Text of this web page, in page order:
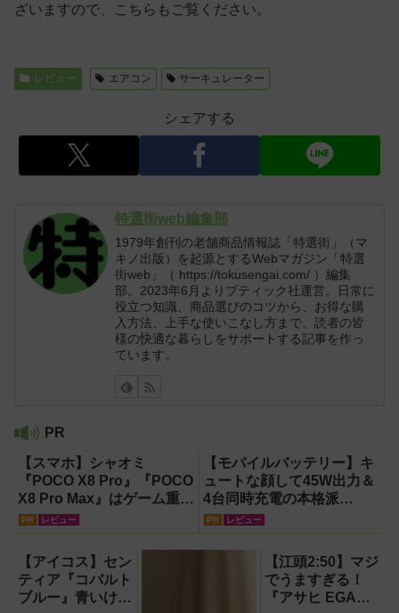
ざいますので、こちらもご覧ください。
レビュー エアコン サーキュレーター
シェアする
特選街web編集部
1979年創刊の老舗商品情報誌「特選街」（マ
キノ出版）を起源とするWebマガジン「特選
街web」（ https://tokusengai.com/ ）編集
部。2023年6月よりブティック社運営。日常に
役立つ知識、商品選びのコツから、お得な購
入方法、上手な使いこなし方まで、読者の皆
様の快適な暮らしをサポートする記事を作っ
ています。
PR
【スマホ】シャオミ
『POCO X8 Pro』『POCO
X8 Pro Max』はゲーム重視
ならコスパ最強クラス！
PR レビュー
【モバイルバッテリー】キ
ュートな顔して45W出力＆
4台同時充電の本格派
『RORRY CharmGo オー
バイルファンもノートPCも
PR レビュー
【アイコス】セン
ティア『コバルト
ブルー』青いけど
【江頭2:50】マジ
でうますぎる！
『アサヒ EGA